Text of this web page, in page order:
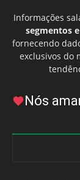
Informações
segmentos e
fornecendo
exclusivos do
Nós